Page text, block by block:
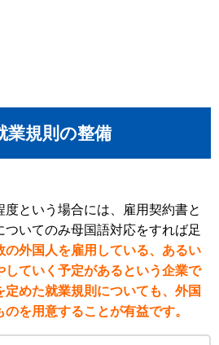
業規則の整備
度という場合には、雇用契約書と
いてのみ母国語対応をすれば足
の外国人を雇用している、あるい
していく予定があるという企業で
めた就業規則についても、外国
を用意することが有益です。